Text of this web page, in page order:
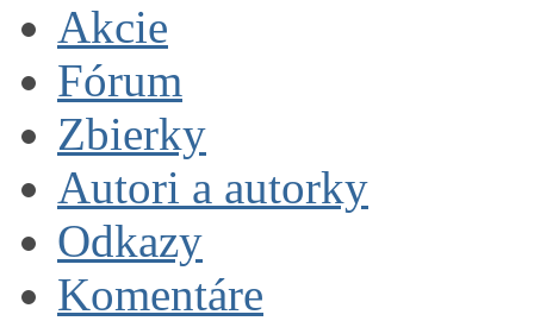
Akcie
Fórum
Zbierky
Autori a autorky
Odkazy
Komentáre